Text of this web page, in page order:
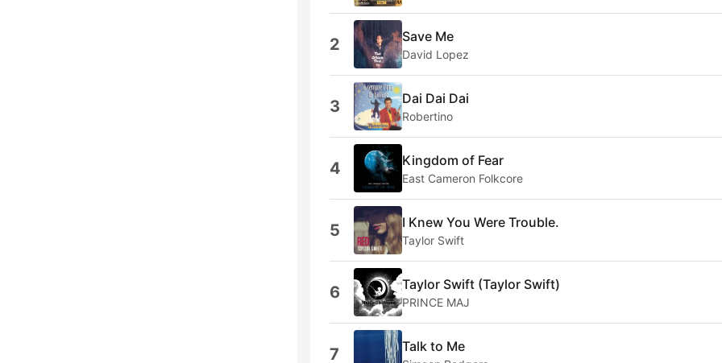
2 Save Me
David Lopez
3 Dai Dai Dai
Robertino
4 Kingdom of Fear
East Cameron Folkcore
5 I Knew You Were Trouble.
Taylor Swift
6 Taylor Swift (Taylor Swift)
PRINCE MAJ
7 Talk to Me